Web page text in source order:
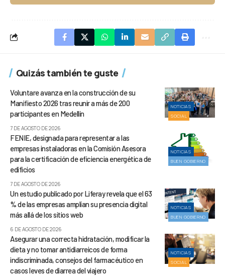
Quizás también te guste
NOTICIAS
SOCIAL
Voluntare avanza en la construcción de su
Manifiesto 2026 tras reunir a más de 200
participantes en Medellín
7 DE AGOSTO DE 2026
NOTICIAS
BUEN GOBIERNO
FENIE, designada para representar a las
empresas instaladoras en la Comisión Asesora
para la certificación de eficiencia energética de
edificios
7 DE AGOSTO DE 2026
NOTICIAS
BUEN GOBIERNO
Un estudio publicado por Liferay revela que el 63
% de las empresas amplían su presencia digital
más allá de los sitios web
6 DE AGOSTO DE 2026
NOTICIAS
SOCIAL
Asegurar una correcta hidratación, modificar la
dieta y no tomar antidiarreicos de forma
indiscriminada, consejos del farmacéutico en
casos leves de diarrea del viajero